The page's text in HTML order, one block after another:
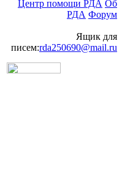
Центр помощи РДА Об
РДА Форум
Ящик для
писем:rda250690@mail.ru